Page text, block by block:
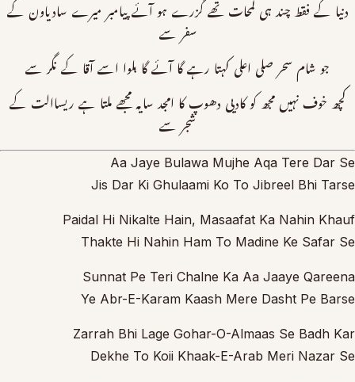
دنیا كے فقط چند ہی لمحات تھے گزرے ہو آئے پیامبر میرے سادیاون كے
سفر سے
جو شام سحر صلی اعلی کہتا رہے گا آئے گا بلوا اسے آقا كے نگر سے
کچھ خوف نہیں مجھ کو کادیی دھوپ کا امجد سایہ مجھے ملتا ہے ریساالت كے
شجر سے
Aa Jaye Bulawa Mujhe Aqa Tere Dar Se
Jis Dar Ki Ghulaami Ko To Jibreel Bhi Tarse
Paidal Hi Nikalte Hain, Masaafat Ka Nahin Khauf
Thakte Hi Nahin Ham To Madine Ke Safar Se
Sunnat Pe Teri Chalne Ka Aa Jaaye Qareena
Ye Abr-E-Karam Kaash Mere Dasht Pe Barse
Zarrah Bhi Lage Gohar-O-Almaas Se Badh Kar
Dekhe To Koii Khaak-E-Arab Meri Nazar Se